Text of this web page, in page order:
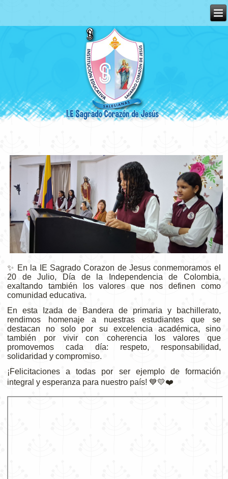
✨ En la IE Sagrado Corazon de Jesus conmemoramos el
20 de Julio, Día de la Independencia de Colombia,
exaltando también los valores que nos definen como
comunidad educativa.
En esta Izada de Bandera de primaria y bachillerato,
rendimos homenaje a nuestras estudiantes que se
destacan no solo por su excelencia académica, sino
también por vivir con coherencia los valores que
promovemos cada día: respeto, responsabilidad,
solidaridad y compromiso.
¡Felicitaciones a todas por ser ejemplo de formación
integral y esperanza para nuestro país! 💙💛❤️